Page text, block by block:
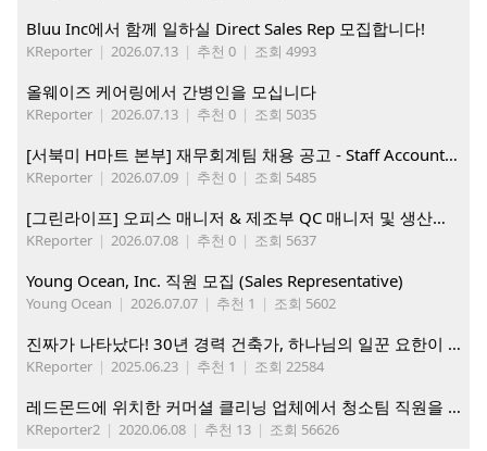
Bluu Inc에서 함께 일하실 Direct Sales Rep 모집합니다!
KReporter | 2026.07.13 | 추천 0 | 조회 4993
올웨이즈 케어링에서 간병인을 모십니다
KReporter | 2026.07.13 | 추천 0 | 조회 5035
[서북미 H마트 본부] 재무회계팀 채용 공고 - Staff Accountant
KReporter | 2026.07.09 | 추천 0 | 조회 5485
[그린라이프] 오피스 매니저 & 제조부 QC 매니저 및 생산직, 웨어하우스 직원 모집
KReporter | 2026.07.08 | 추천 0 | 조회 5637
Young Ocean, Inc. 직원 모집 (Sales Representative)
Young Ocean | 2026.07.07 | 추천 1 | 조회 5602
진짜가 나타났다! 30년 경력 건축가, 하나님의 일꾼 요한이 책임 시공합니다.
KReporter | 2025.06.23 | 추천 1 | 조회 22584
레드몬드에 위치한 커머셜 클리닝 업체에서 청소팀 직원을 모집합니다.
KReporter2 | 2020.06.08 | 추천 13 | 조회 56626